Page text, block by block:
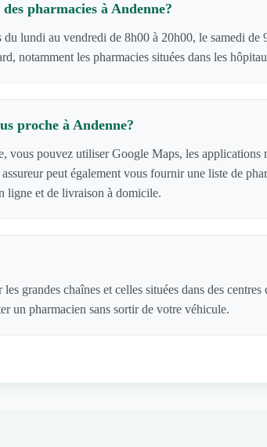
pharmacies à Andenne?
lundi au vendredi de 8h00 à 20h00, le samedi
notamment les pharmacies situées dans les
proche à Andenne?
vous pouvez utiliser Google Maps, les applications
peut également vous fournir une liste de
ligne et de livraison à domicile.
grandes chaînes et celles situées dans des
un pharmacien sans sortir de votre véhicule.